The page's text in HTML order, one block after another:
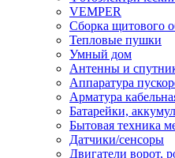
VEMPER
Сборка щитового
Тепловые пушки
Умный дом
Антенны и
Аппаратура
Арматура
Батарейки,
Бытовая техника
Датчики/сенсоры
Двигатели ворот,